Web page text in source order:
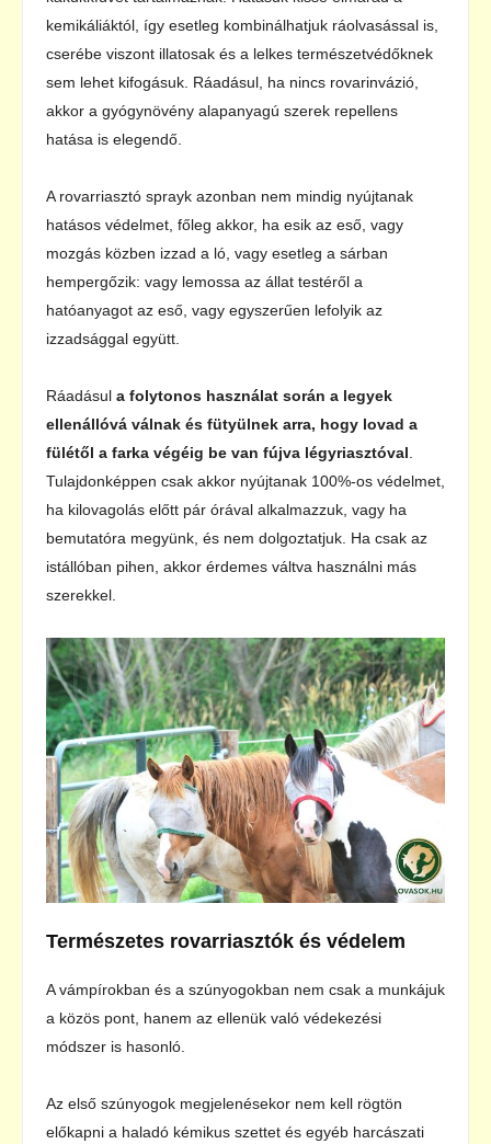
kemikáliáktól, így esetleg kombinálhatjuk ráolvasással is,
cserébe viszont illatosak és a lelkes természetvédőknek
sem lehet kifogásuk. Ráadásul, ha nincs rovarinvázió,
akkor a gyógynövény alapanyagú szerek repellens
hatása is elegendő.
A rovarriasztó sprayk azonban nem mindig nyújtanak
hatásos védelmet, főleg akkor, ha esik az eső, vagy
mozgás közben izzad a ló, vagy esetleg a sárban
hempergőzik: vagy lemossa az állat testéről a
hatóanyagot az eső, vagy egyszerűen lefolyik az
izzadsággal együtt.
Ráadásul a folytonos használat során a legyek
ellenállóvá válnak és fütyülnek arra, hogy lovad a
fülétől a farka végéig be van fújva légyriasztóval
Tulajdonképpen csak akkor nyújtanak 100%-os védelmet,
ha kilovagolás előtt pár órával alkalmazzuk, vagy ha
bemutatóra megyünk, és nem dolgoztatjuk. Ha csak az
istállóban pihen, akkor érdemes váltva használni más
szerekkel.
Természetes rovarriasztók és védelem
A vámpírokban és a szúnyogokban nem csak a munkájuk
a közös pont, hanem az ellenük való védekezési
módszer is hasonló.
Az első szúnyogok megjelenésekor nem kell rögtön
előkapni a haladó kémikus szettet és egyéb harcászati